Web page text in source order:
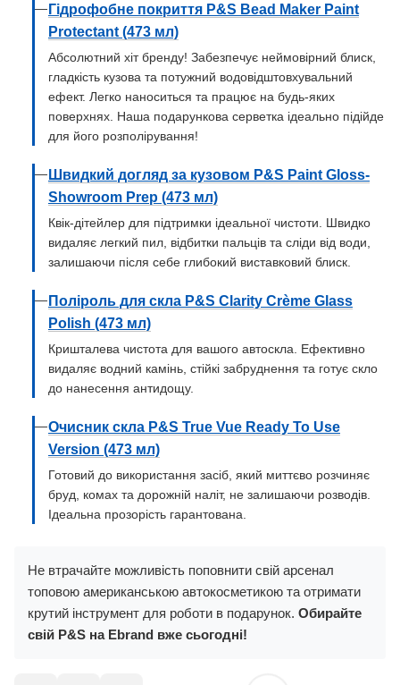
Гідрофобне покриття P&S Bead Maker Paint
Protectant (473 мл)
Абсолютний хіт бренду! Забезпечує неймовірний блиск,
гладкість кузова та потужний водовідштовхувальний
ефект. Легко наноситься та працює на будь-яких
поверхнях. Наша подарункова серветка ідеально підійде
для його розполірування!
Швидкий догляд за кузовом P&S Paint Gloss-
Showroom Prep (473 мл)
Квік-дітейлер для підтримки ідеальної чистоти. Швидко
видаляє легкий пил, відбитки пальців та сліди від води,
залишаючи після себе глибокий виставковий блиск.
Поліроль для скла P&S Clarity Crème Glass
Polish (473 мл)
Кришталева чистота для вашого автоскла. Ефективно
видаляє водний камінь, стійкі забруднення та готує скло
до нанесення антидощу.
Очисник скла P&S True Vue Ready To Use
Version (473 мл)
Готовий до використання засіб, який миттєво розчиняє
бруд, комах та дорожній наліт, не залишаючи розводів.
Ідеальна прозорість гарантована.
Не втрачайте можливість поповнити свій арсенал
топовою американською автокосметикою та отримати
крутий інструмент для роботи в подарунок. Обирайте
свій P&S на Ebrand вже сьогодні!